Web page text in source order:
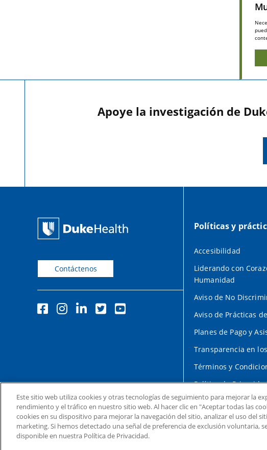
Apoye la investigación de
Contáctenos
Políticas y
Accesibilidad
Liderando con
Humanidad
Aviso de No
Aviso de Prácticas
Planes de Pago y
Transparencia en
Términos y
Política de
Este sitio web utiliza cookies y otras tecnologías de seguimiento para mejorar la
rendimiento y el tráfico en nuestro sitio web. Al hacer clic en "Aceptar todas las
cookies en su dispositivo para mejorar la navegación del sitio, analizar el uso del
marketing. Si hemos detectado una señal de preferencia de exclusión voluntaria,
disponible en nuestra Política de Privacidad.